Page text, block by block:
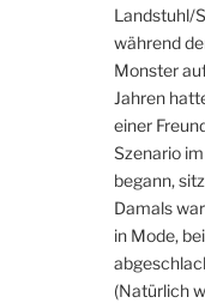
Landstuhl/
während
Monster
Jahren
einer
Szenario
begann,
Damals
in Mode,
(Natürlich